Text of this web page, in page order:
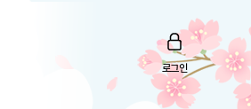
로그인